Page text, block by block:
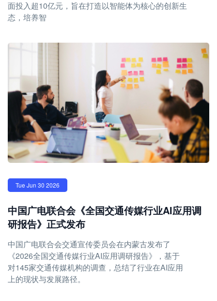
面投入超10亿元，旨在打造以智能体为核心的创新生
态，培养智
Tue Jun 30 2026
中国广电联合会《全国交通传媒行业AI应用调
研报告》正式发布
中国广电联合会交通宣传委员会在内蒙古发布了
《2026全国交通传媒行业AI应用调研报告》，基于
对145家交通传媒机构的调查，总结了行业在AI应用
上的现状与发展路径。